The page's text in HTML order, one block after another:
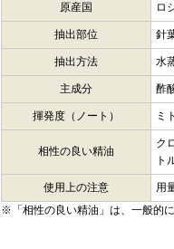
原産国 ロ
抽出部位 針
抽出方法 水
主成分 酢
揮発度（ノート） ミ
相性の良い精油
ク
ト
使用上の注意
用
※「相性の良い精油」は、一般的